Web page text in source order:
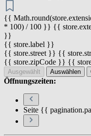
{{
* 100) / 100 }} {{
}}
{{ store.label }}
{{ store.street }} {{
{{ store.zipCode }} {{
Ausgewählt Auswählen
Öffnungszeiten:
Seite {{